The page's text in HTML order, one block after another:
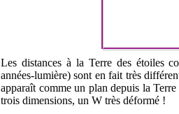
Les distances à la Terre des étoiles
années-lumière) sont en fait très
apparaît comme un plan depuis la
trois dimensions, un W très déformé !